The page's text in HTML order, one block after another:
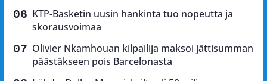
KTP-Basketin uusin hankinta tuo nopeutta ja
skorausvoimaa
Olivier Nkamhouan kilpailija maksoi jättisumman
päästäkseen pois Barcelonasta